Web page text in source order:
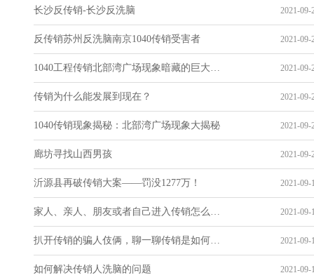
长沙反传销-长沙反洗脑 2021-09-
反传销苏州反洗脑南京1040传销受害者 2021-09-
1040工程传销北部湾广场现象暗藏的巨大玄机和寓意 2021-09-
传销为什么能发展到现在？ 2021-09-
1040传销现象揭秘：北部湾广场现象大揭秘 2021-09-
廊坊寻找山西男孩 2021-09-
沂源县再破传销大案——罚没1277万！ 2021-09-
家人、亲人、朋友或者自己进入传销怎么解救或者自救? 2021-09-
扒开传销的骗人伎俩，聊一聊传销是如何骗人的 2021-09-
如何解决传销人洗脑的问题 2021-09-